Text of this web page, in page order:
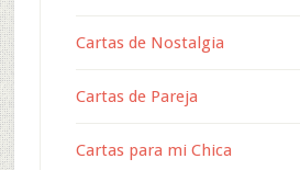
Cartas de Nostalgia
Cartas de Pareja
Cartas para mi Chica